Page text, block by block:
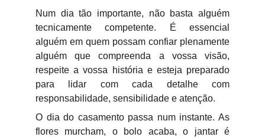
Num dia tão importante, não basta alguém
tecnicamente competente. É essencial
alguém em quem possam confiar plenamente
alguém que compreenda a vossa visão,
respeite a vossa história e esteja preparado
para lidar com cada detalhe com
responsabilidade, sensibilidade e atenção.
O dia do casamento passa num instante. As
flores murcham, o bolo acaba, o jantar é